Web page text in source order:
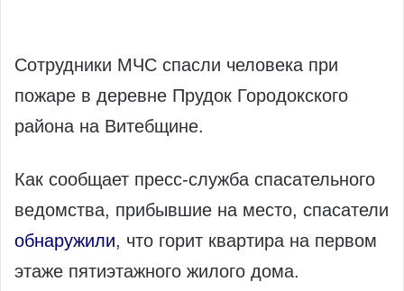
Сотрудники МЧС спасли человека при
пожаре в деревне Прудок Городокского
района на Витебщине.
Как сообщает пресс-служба спасательного
ведомства, прибывшие на место, спасатели
обнаружили, что горит квартира на первом
этаже пятиэтажного жилого дома.